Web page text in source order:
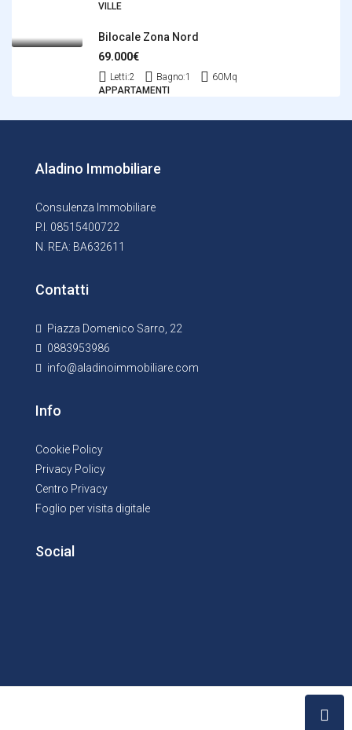
VILLE
Bilocale Zona Nord
69.000€
Letti:2 Bagno:1 60Mq
APPARTAMENTI
Aladino Immobiliare
Consulenza Immobiliare
P.I. 08515400722
N. REA: BA632611
Contatti
Piazza Domenico Sarro, 22
0883953986
info@aladinoimmobiliare.com
Info
Cookie Policy
Privacy Policy
Centro Privacy
Foglio per visita digitale
Social